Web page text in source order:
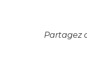
Partagez